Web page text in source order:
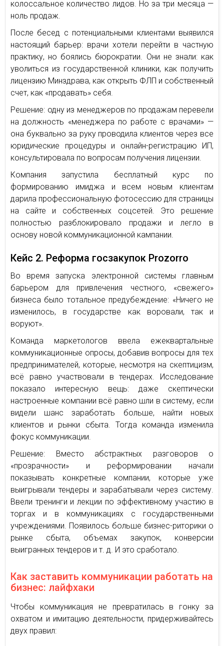
колоссальное количество лидов. Но за три месяца —
ноль продаж.
После бесед с потенциальными клиентами выявился
настоящий барьер: врачи хотели перейти в частную
практику, но боялись бюрократии. Они не знали: как
уволиться из государственной клиники, как получить
лицензию Минздрава, как открыть ФЛП и собственный
счет, как «продавать» себя.
Решение: одну из менеджеров по продажам перевели
на должность «менеджера по работе с врачами» —
она буквально за руку проводила клиентов через все
юридические процедуры и онлайн-регистрацию ИП,
консультировала по вопросам получения лицензии.
Компания запустила бесплатный курс по
формированию имиджа и всем новым клиентам
дарила профессиональную фотосессию для страницы
на сайте и собственных соцсетей. Это решение
полностью разблокировало продажи и легло в
основу новой коммуникационной кампании.
Кейс 2. Реформа госзакупок Prozorro
Во время запуска электронной системы главным
барьером для привлечения честного, «свежего»
бизнеса было тотальное предубеждение: «Ничего не
изменилось, в государстве как воровали, так и
воруют».
Команда маркетологов ввела ежеквартальные
коммуникационные опросы, добавив вопросы для тех
предпринимателей, которые, несмотря на скептицизм,
всё равно участвовали в тендерах. Исследование
показало интересную вещь: даже скептически
настроенные компании всё равно шли в систему, если
видели шанс заработать больше, найти новых
клиентов и рынки сбыта. Тогда команда изменила
фокус коммуникации.
Решение: Вместо абстрактных разговоров о
«прозрачности» и реформировании начали
показывать конкретные компании, которые уже
выигрывали тендеры и зарабатывали через систему.
Ввели тренинги и лекции по эффективному участию в
торгах и в коммуникациях с государственными
учреждениями. Появилось больше бизнес-риторики о
рынке сбыта, объемах закупок, конверсии
выигранных тендеров и т. д. И это сработало.
Как заставить коммуникации работать на
бизнес: лайфхаки
Чтобы коммуникация не превратилась в гонку за
охватом и имитацию деятельности, придерживайтесь
двух правил: